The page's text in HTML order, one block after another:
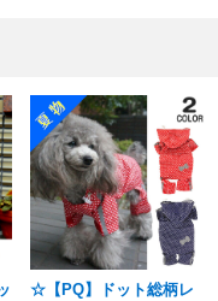
☆【PQ】ドット総柄レ